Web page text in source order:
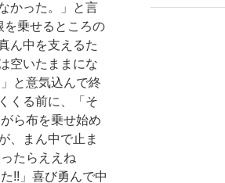
かった。」と言
を乗せるところの
ん中を支えるた
空いたままにな
と意気込んで終
くる前に、「そ
ら布を乗せ始め
、まん中で止ま
たらええね
!!」喜び勇んで中